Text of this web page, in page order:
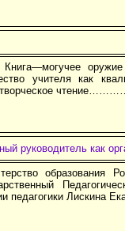
Книга—могучее
учителя как
творческое
руководитель как
образования
педагогики Лискина